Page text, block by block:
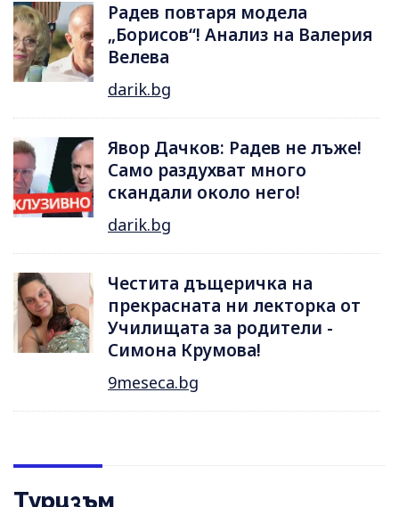
Радев повтаря модела
„Борисов“! Анализ на Валерия
Велева
darik.bg
Явор Дачков: Радев не лъже!
Само раздухват много
скандали около него!
darik.bg
Честита дъщеричка на
прекрасната ни лекторка от
Училищата за родители -
Симона Крумова!
9meseca.bg
Туризъм